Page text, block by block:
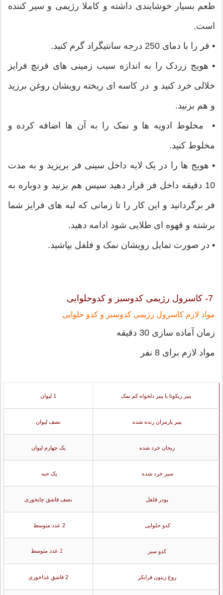
طعم بسیار خوشایندی داشته و کاملا رژیمی و سیر کننده
است.
• فر را با دمای 250 درجه سانتیگراد گرم کنید.
• هویج زردک را به اندازه سیب زمینی های فرنچ فرایز
خلالی خرد کنید و در کاسه ای ریخته رویشان روغن برزید
و هم بزنید.
• مخلوط ادویه ها و نمک را به آن ها اضافه کرده و
مخلوط کنید.
• هویج ها را در یک لایه داخل سینی فر بریزید و به مدت
10 دقیقه داخل فر قرار دهید سپس هم بزنید و دوباره به
فر برگردانید و این کار را تا زمانی که لبه های فرایز شما
برشته و قهوه ای طلایی شود ادامه دهید.
• در صورت تمایل رویشان نمک و فلفل بپاشید.
7- کاسرول رژیمی کدوسبز و کدوحلوایی
مواد لازم کاسرول رژیمی کدوسبز و کدو حلوایی
زمان آماده سازی 30 دقیقه
مواد لازم برای 8 نفر
پنیر ریکوتا یا پنیر دلخواه کم نمک
پنیر پارمزان رنده شده نصف لیوان
ریحان خرد شده یک چهارم لیوان
سیر خرد شده یک حبه
پودر فلفل نصف قاشق چایخوری
کدو حلوایی 2 عدد متوسط
کدو سبز
روغ زیتون فرابکر